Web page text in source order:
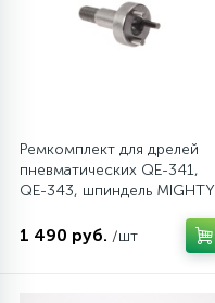
Ремкомплект для дрелей
пневматических QE-341,
QE-343, шпиндель MIGHTY
1 490 руб. /шт